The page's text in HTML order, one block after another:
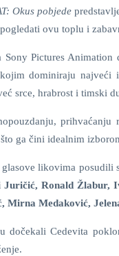
Okus pobjede
ovu toplu i
Sony Pictures
dominiraju
srce, hrabrost i timski
ga čini idealnim
likovima posudili
Ronald Žlabur,
Mirna Medaković,
dočekali Cedevita